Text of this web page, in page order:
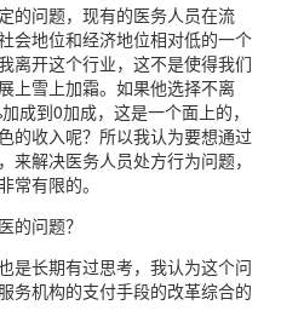
的问题，现有的医务人员在流
会地位和经济地位相对低的一个
离开这个行业，这不是使得我们
上雪上加霜。如果他选择不离
成到0加成，这是一个面上的，
的收入呢？所以我认为要想通过
来解决医务人员处方行为问题，
常有限的。
的问题？
是长期有过思考，我认为这个问
务机构的支付手段的改革综合的